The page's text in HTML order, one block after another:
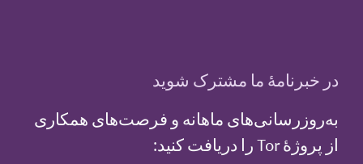
در خبرنامهٔ ما مشترک شوید
به‌روزرسانی‌های ماهانه و فرصت‌های همکاری
از پروژهٔ Tor را دریافت کنید: